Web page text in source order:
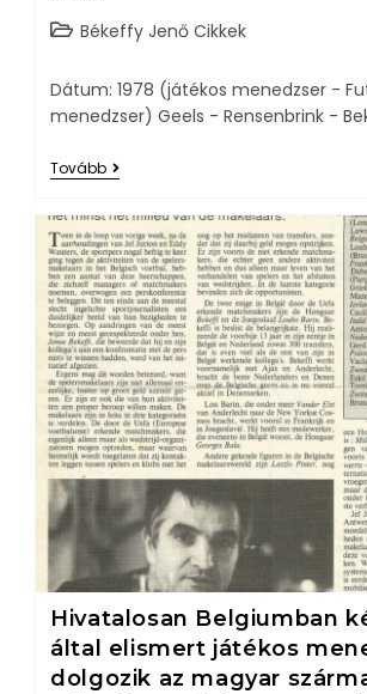
Békeffy Jenő Cikkek
Dátum: 1978 (játékos menedzser -
menedzser) Geels - Rensenbrink -
Tovább
Hivatalosan Belgiumban
által elismert játékos
dolgozik az magyar